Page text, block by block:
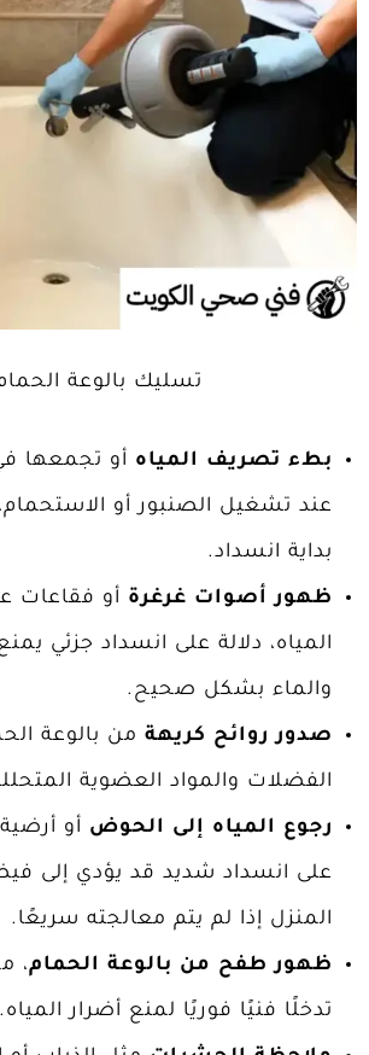
تسليك بالوعة
بطء تصريف المياه أو تجمعها
عند تشغيل الصنبور أو
بداية انسداد.
ظهور أصوات غرغرة أو فقاعات
المياه، دلالة على انسداد جزئي
والماء بشكل صحيح.
صدور روائح كريهة من بالوعة
الفضلات والمواد العضوية
رجوع المياه إلى الحوض أو
على انسداد شديد قد يؤدي إلى
المنزل إذا لم يتم معالجته سريعًا.
ظهور طفح من بالوعة الحمام،
تدخلًا فنيًا فوريًا لمنع أضرار المياه.